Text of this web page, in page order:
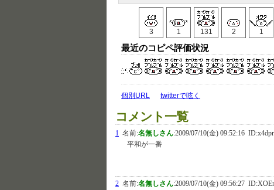
3 1 131 2 1
最近のコピペ評価状況
個別URL twitterで呟く
コメント一覧
1 名前:名無しさん:2009/07/10(金) 09:52:16
平和が一番
2 名前:名無しさん:2009/07/10(金) 09:56:27